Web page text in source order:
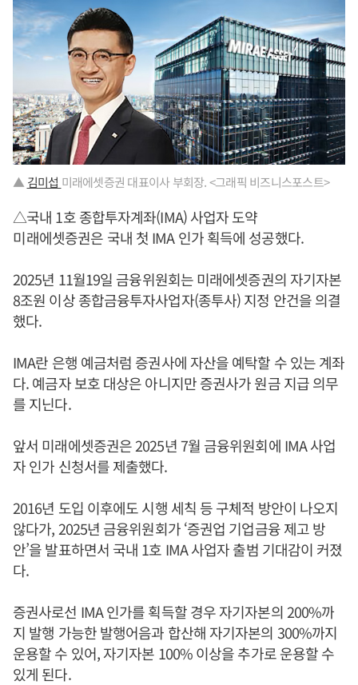
▲ 김미섭 미래에셋증권 대표이사 부회장. <그래픽 비즈니스포스트>
△국내 1호 종합투자계좌(IMA) 사업자 도약
​​​​​미래에셋증권은 국내 첫 IMA 인가 획득에 성공했다.
2025년 11월19일 금융위원회는 미래에셋증권의 자기자본
8조원 이상 종합금융투자사업자(종투사) 지정 안건을 의결
했다.
IMA란 은행 예금처럼 증권사에 자산을 예탁할 수 있는 계좌
다. 예금자 보호 대상은 아니지만 증권사가 원금 지급 의무
를 지닌다.
앞서 미래에셋증권은 2025년 7월 금융위원회에 IMA 사업
자 인가 신청서를 제출했다.
2016년 도입 이후에도 시행 세칙 등 구체적 방안이 나오지
않다가, 2025년 금융위원회가 ‘증권업 기업금융 제고 방
안’을 발표하면서 국내 1호 IMA 사업자 출범 기대감이 커졌
다.
증권사로선 IMA 인가를 획득할 경우 자기자본의 200%까
지 발행 가능한 발행어음과 합산해 자기자본의 300%까지
운용할 수 있어, 자기자본 100% 이상을 추가로 운용할 수
있게 된다.